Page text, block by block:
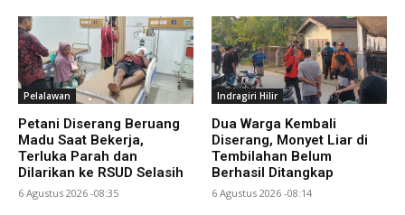
Pelalawan
Petani Diserang Beruang
Madu Saat Bekerja,
Terluka Parah dan
Dilarikan ke RSUD Selasih
6 Agustus 2026 -08:35
Indragiri Hilir
Dua Warga Kembali
Diserang, Monyet Liar di
Tembilahan Belum
Berhasil Ditangkap
6 Agustus 2026 -08:14